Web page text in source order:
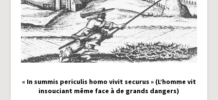
« In summis periculis homo vivit securus » (L’homme vit
insouciant même face à de grands dangers)